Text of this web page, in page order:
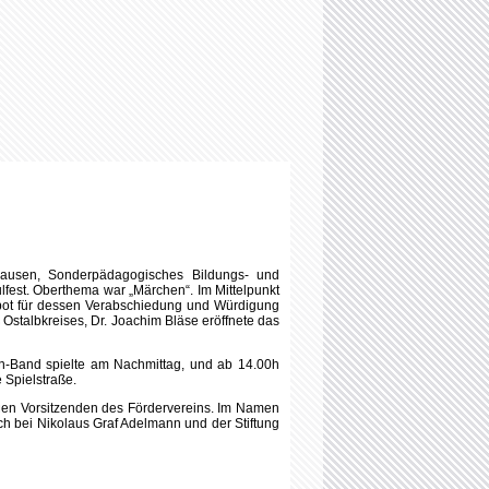
spielte am Nachmittag, und ab 14.00h
Vorsitzenden des Fördervereins.
bei Nikolaus Graf Adelmann und der Stiftung